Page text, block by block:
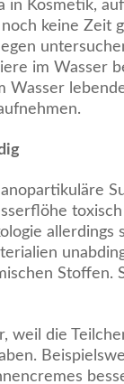
in Kosmetik,
keine Zeit
im Wasser
Wasser
Stoffen.
weil die